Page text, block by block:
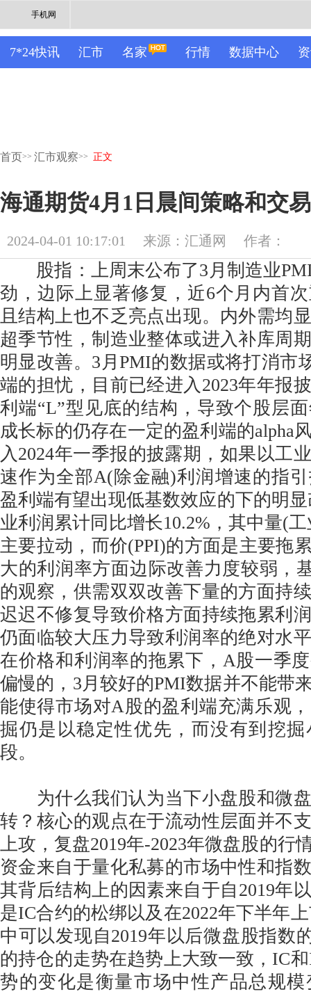
手机网
7*24快讯 汇市 名家 行情 数据中心
首页>> 汇市观察>> 正文
海通期货4月1日晨间策略和交
2024-04-01 10:17:01 来源：汇通网 作者：
股指：上周末公布了3月制造业
劲，边际上显著修复，近6个月内首
且结构上也不乏亮点出现。内外需均
超季节性，制造业整体或进入补库周
明显改善。3月PMI的数据或将打消市
端的担忧，目前已经进入2023年年报
利端“L”型见底的结构，导致个股层
成长标的仍存在一定的盈利端的alpha
入2024年一季报的披露期，如果以工
速作为全部A(除金融)利润增速的指
盈利端有望出现低基数效应的下的明
业利润累计同比增长10.2%，其中量(
主要拉动，而价(PPI)的方面是主要拖
大的利润率方面边际改善力度较弱，
的观察，供需双双改善下量的方面持
迟迟不修复导致价格方面持续拖累利
仍面临较大压力导致利润率的绝对水
在价格和利润率的拖累下，A股一季
偏慢的，3月较好的PMI数据并不能带
能使得市场对A股的盈利端充满乐观
掘仍是以稳定性优先，而没有到挖
段。
为什么我们认为当下小盘股和微盘
转？核心的观点在于流动性层面并不
上攻，复盘2019年-2023年微盘股的行
资金来自于量化私募的市场中性和指
其背后结构上的因素来自于自2019年
是IC合约的松绑以及在2022年下半年
中可以发现自2019年以后微盘股指数
的持仓的走势在趋势上大致一致，IC
势的变化是衡量市场中性产品总规